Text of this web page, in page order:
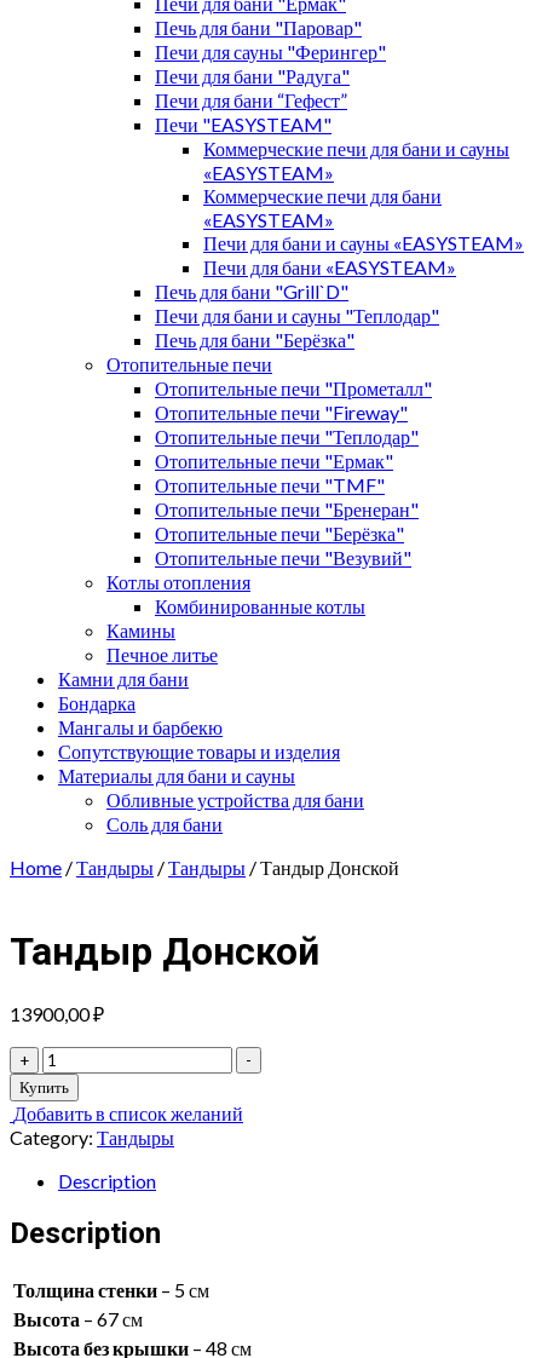
Печь для бани "Паровар"
Печи для сауны "Ферингер"
Печи для бани "Радуга"
Печи для бани “Гефест”
Печи "EASYSTEAM"
Коммерческие печи для бани и сауны
«EASYSTEAM»
Коммерческие печи для бани
«EASYSTEAM»
Печи для бани и сауны «EASYSTEAM»
Печи для бани «EASYSTEAM»
Печь для бани "Grill`D"
Печи для бани и сауны "Теплодар"
Печь для бани "Берёзка"
Отопительные печи
Отопительные печи "Прометалл"
Отопительные печи "Fireway"
Отопительные печи "Теплодар"
Отопительные печи "Ермак"
Отопительные печи "TMF"
Отопительные печи "Бренеран"
Отопительные печи "Берёзка"
Отопительные печи "Везувий"
Котлы отопления
Комбинированные котлы
Камины
Печное литье
Камни для бани
Бондарка
Мангалы и барбекю
Сопутствующие товары и изделия
Материалы для бани и сауны
Обливные устройства для бани
Соль для бани
Home /Тандыры /Тандыры / Тандыр Донской
Тандыр Донской
13900,00₽
+
Тандыр
Донской
quantity
-
Купить
Добавить в список желаний
Category: Тандыры
Description
Description
Толщина стенки – 5 см
Высота – 67 см
Высота без крышки – 48 см